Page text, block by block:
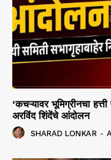
‘कचऱ्यावर भूमिग्रीनचा
अरविंद शिंदेंचे आंदोलन
SHARAD LONKAR -